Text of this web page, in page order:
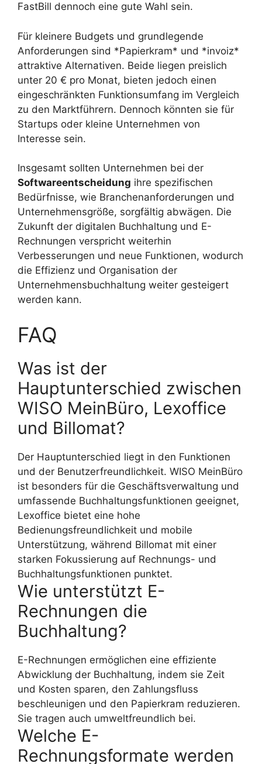
FastBill dennoch eine gute Wahl sein.
Für kleinere Budgets und grundlegende
Anforderungen sind *Papierkram* und *invoiz*
attraktive Alternativen. Beide liegen preislich
unter 20 € pro Monat, bieten jedoch einen
eingeschränkten Funktionsumfang im Vergleich
zu den Marktführern. Dennoch könnten sie für
Startups oder kleine Unternehmen von
Interesse sein.
Insgesamt sollten Unternehmen bei der
Softwareentscheidung ihre spezifischen
Bedürfnisse, wie Branchenanforderungen und
Unternehmensgröße, sorgfältig abwägen. Die
Zukunft der digitalen Buchhaltung und E-
Rechnungen verspricht weiterhin
Verbesserungen und neue Funktionen, wodurch
die Effizienz und Organisation der
Unternehmensbuchhaltung weiter gesteigert
werden kann.
FAQ
Was ist der
Hauptunterschied zwischen
WISO MeinBüro, Lexoffice
und Billomat?
Der Hauptunterschied liegt in den Funktionen
und der Benutzerfreundlichkeit. WISO MeinBüro
ist besonders für die Geschäftsverwaltung und
umfassende Buchhaltungsfunktionen geeignet,
Lexoffice bietet eine hohe
Bedienungsfreundlichkeit und mobile
Unterstützung, während Billomat mit einer
starken Fokussierung auf Rechnungs- und
Buchhaltungsfunktionen punktet.
Wie unterstützt E-
Rechnungen die
Buchhaltung?
E-Rechnungen ermöglichen eine effiziente
Abwicklung der Buchhaltung, indem sie Zeit
und Kosten sparen, den Zahlungsfluss
beschleunigen und den Papierkram reduzieren.
Sie tragen auch umweltfreundlich bei.
Welche E-
Rechnungsformate werden